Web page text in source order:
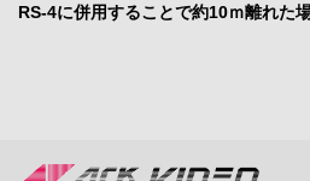
RS-4に併用することで約10ｍ離れた